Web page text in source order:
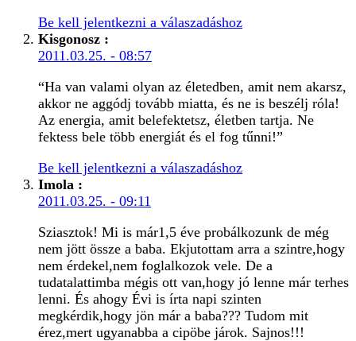
Be kell jelentkezni a válaszadáshoz
Kisgonosz :
2011.03.25. - 08:57
“Ha van valami olyan az életedben, amit nem akarsz,
akkor ne aggódj tovább miatta, és ne is beszélj róla!
Az energia, amit belefektetsz, életben tartja. Ne
fektess bele több energiát és el fog tűnni!”
Be kell jelentkezni a válaszadáshoz
Imola :
2011.03.25. - 09:11
Sziasztok! Mi is már1,5 éve probálkozunk de még
nem jött össze a baba. Ekjutottam arra a szintre,hogy
nem érdekel,nem foglalkozok vele. De a
tudatalattimba mégis ott van,hogy jó lenne már terhes
lenni. És ahogy Évi is írta napi szinten
megkérdik,hogy jön már a baba??? Tudom mit
érez,mert ugyanabba a cipöbe járok. Sajnos!!!